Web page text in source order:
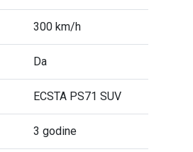
300 km/h
Da
ECSTA PS71 SUV
3 godine